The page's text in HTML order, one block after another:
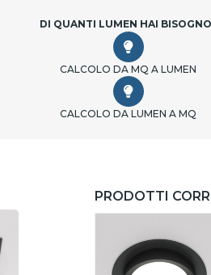
DI QUANTI LUMEN HAI
CALCOLO DA MQ A LUMEN
CALCOLO DA LUMEN A MQ
PRODOTTI